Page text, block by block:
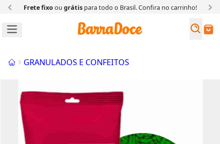
Frete fixoou grátispara todo o Brasil. Confira no carrinho!
Buscar
InícioGRANULADOS E CONFEITOS